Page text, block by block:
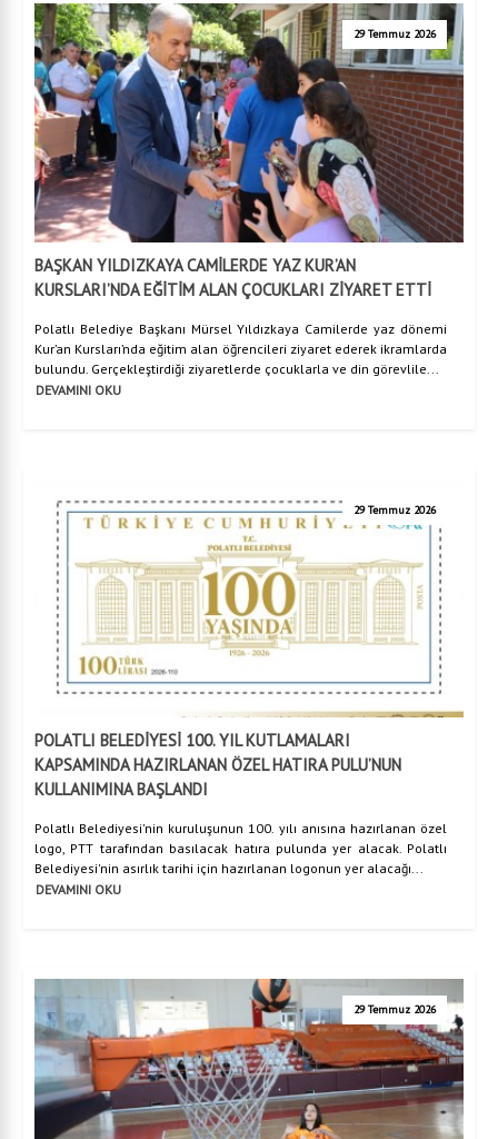
29 Temmuz 2026
BAŞKAN YILDIZKAYA CAMİLERDE YAZ KUR’AN
KURSLARI’NDA EĞİTİM ALAN ÇOCUKLARI ZİYARET ETTİ
Polatlı Belediye Başkanı Mürsel Yıldızkaya Camilerde yaz dönemi
Kur’an Kursları’nda eğitim alan öğrencileri ziyaret ederek ikramlarda
bulundu. Gerçekleştirdiği ziyaretlerde çocuklarla ve din görevlile...
DEVAMINI OKU
29 Temmuz 2026
POLATLI BELEDİYESİ 100. YIL KUTLAMALARI
KAPSAMINDA HAZIRLANAN ÖZEL HATIRA PULU’NUN
KULLANIMINA BAŞLANDI
Polatlı Belediyesi'nin kuruluşunun 100. yılı anısına hazırlanan özel
logo, PTT tarafından basılacak hatıra pulunda yer alacak. Polatlı
Belediyesi'nin asırlık tarihi için hazırlanan logonun yer alacağı...
DEVAMINI OKU
29 Temmuz 2026